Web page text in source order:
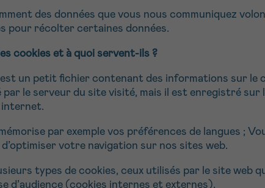
des données que vous nous communiquez
pour récolter certaines données.
cookies et à quoi servent-ils ?
un petit fichier contenant des informations sur le
par le serveur du site visité, mais il est enregistré sur
internet.
par exemple vos préférences de langues ;
votre navigation sur nos sites web.
types de cookies, ceux utilisés par le site web
d’audience (cookies internes et externes).
Des professionnels pour répondre à
Contactez-nous
Par téléphone
0800 15 801 lu-ve 9h à 18h
Je souhaite être rappelé.e
RETOUR
VOTRE QUESTION